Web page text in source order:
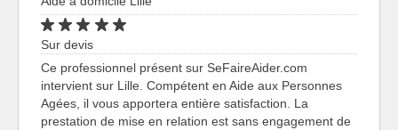
Sur devis
Ce professionnel présent sur SeFaireAider.com
intervient sur Lille. Compétent en Aide aux Personnes
Agées, il vous apportera entière satisfaction. La
prestation de mise en relation est sans engagement de